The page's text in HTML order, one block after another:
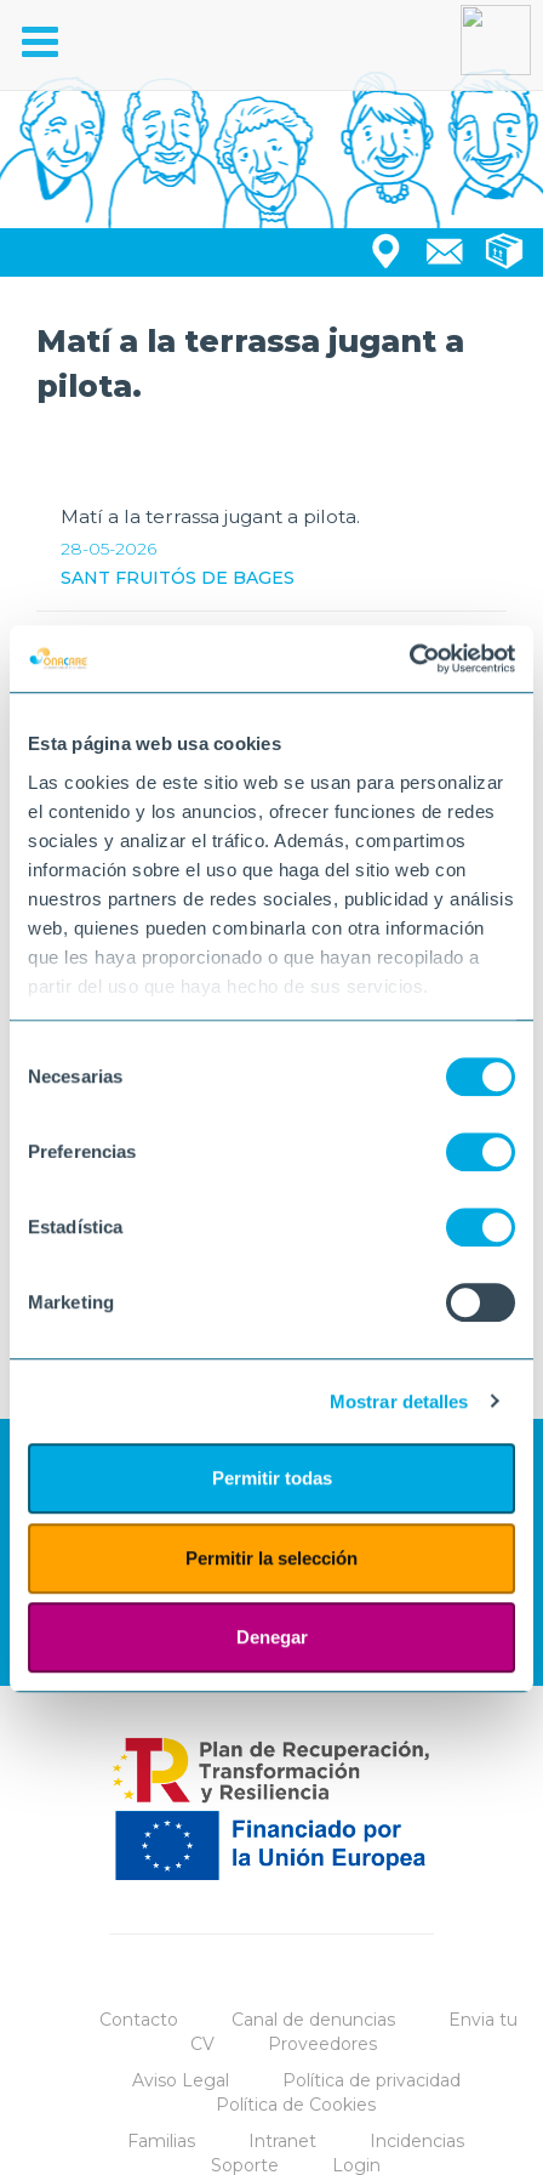
Esta página web usa cookies
Las cookies de este sitio web se usan para personalizar
el contenido y los anuncios, ofrecer funciones de redes
sociales y analizar el tráfico. Además, compartimos
información sobre el uso que haga del sitio web con
nuestros partners de redes sociales, publicidad y análisis
web, quienes pueden combinarla con otra información
que les haya proporcionado o que hayan recopilado a
partir del uso que haya hecho de sus servicios.
Necesarias
Preferencias
Estadística
Marketing
Mostrar detalles
Permitir todas
Permitir la selección
Denegar
Toggle
navigation
Matí a la terrassa jugant a
pilota.
Matí a la terrassa jugant a pilota.
28-05-2026
SANT FRUITÓS DE BAGES
Contacto Canal de denuncias
Envia tu
CV
Proveedores
Aviso Legal
Política de privacidad
Política de Cookies
Familias
Intranet
Incidencias
Soporte
Login